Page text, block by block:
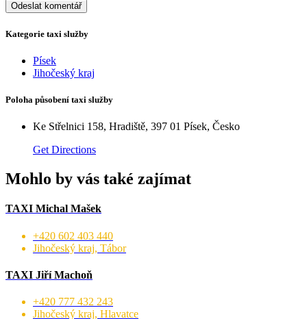
Kategorie taxi služby
Písek
Jihočeský kraj
Poloha působení taxi služby
Ke Střelnici 158, Hradiště, 397 01 Písek, Česko
Get Directions
Mohlo by vás také zajímat
TAXI Michal Mašek
+420 602 403 440
Jihočeský kraj, Tábor
TAXI Jiří Machoň
+420 777 432 243
Jihočeský kraj, Hlavatce